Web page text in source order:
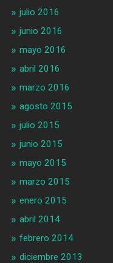
julio 2016
junio 2016
mayo 2016
abril 2016
marzo 2016
agosto 2015
julio 2015
junio 2015
mayo 2015
marzo 2015
enero 2015
abril 2014
febrero 2014
diciembre 2013